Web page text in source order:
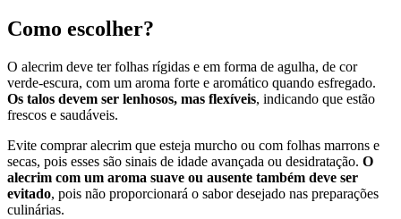
Como escolher?
O alecrim deve ter folhas rígidas e em forma de agulha, de cor
verde-escura, com um aroma forte e aromático quando esfregado.
Os talos devem ser lenhosos, mas flexíveis, indicando que estão
frescos e saudáveis.
Evite comprar alecrim que esteja murcho ou com folhas marrons e
secas, pois esses são sinais de idade avançada ou desidratação. O
alecrim com um aroma suave ou ausente também deve ser
evitado, pois não proporcionará o sabor desejado nas preparações
culinárias.